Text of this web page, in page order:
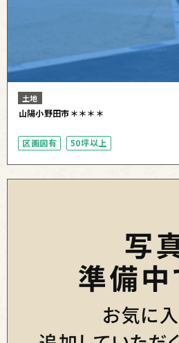
土地
山陽小野田市＊＊＊＊
区画図有 50坪以上